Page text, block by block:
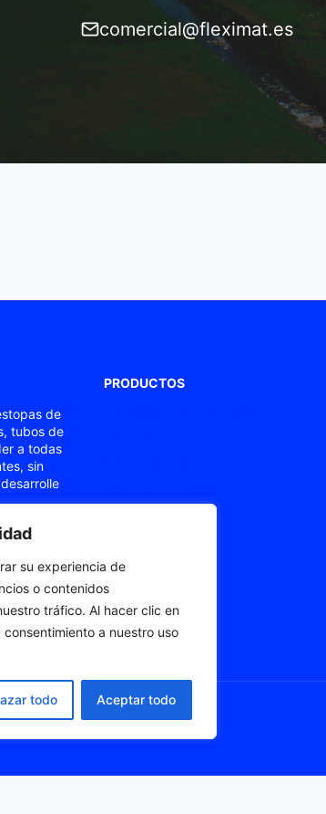
su experiencia de
o contenidos
tráfico. Al hacer clic en
a nuestro uso
todo Aceptar todo
comercial@fleximat.es
de
tubos de
a todas
sin
06 19 56
PRODUCTOS
Prensaestopas ATEX / Ex